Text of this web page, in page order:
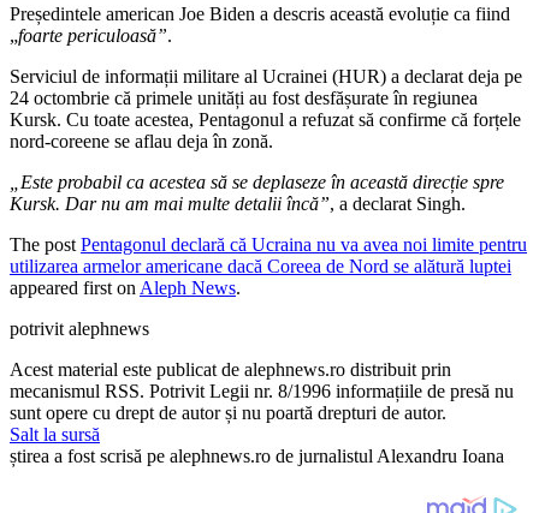
Președintele american Joe Biden a descris această evoluție ca fiind
„foarte periculoasă”.
Serviciul de informații militare al Ucrainei (HUR) a declarat deja pe
24 octombrie că primele unități au fost desfășurate în regiunea
Kursk. Cu toate acestea, Pentagonul a refuzat să confirme că forțele
nord-coreene se aflau deja în zonă.
„Este probabil ca acestea să se deplaseze în această direcție spre
Kursk. Dar nu am mai multe detalii încă”, a declarat Singh.
The postPentagonul declară că Ucraina nu va avea noi limite pentru
utilizarea armelor americane dacă Coreea de Nord se alătură luptei
appeared first onAleph News.
potrivit alephnews
Acest material este publicat de alephnews.ro distribuit prin
mecanismul RSS. Potrivit Legii nr. 8/1996 informațiile de presă nu
sunt opere cu drept de autor și nu poartă drepturi de autor.
Salt la sursă
știrea a fost scrisă pe alephnews.ro de jurnalistul Alexandru Ioana